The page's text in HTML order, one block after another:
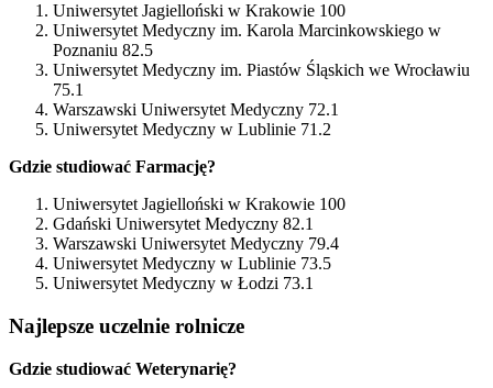
Uniwersytet Jagielloński w Krakowie 100
Uniwersytet Medyczny im. Karola Marcinkowskiego w
Poznaniu 82.5
Uniwersytet Medyczny im. Piastów Śląskich we Wrocławiu
75.1
Warszawski Uniwersytet Medyczny 72.1
Uniwersytet Medyczny w Lublinie 71.2
Gdzie studiować Farmację?
Uniwersytet Jagielloński w Krakowie 100
Gdański Uniwersytet Medyczny 82.1
Warszawski Uniwersytet Medyczny 79.4
Uniwersytet Medyczny w Lublinie 73.5
Uniwersytet Medyczny w Łodzi 73.1
Najlepsze uczelnie rolnicze
Gdzie studiować Weterynarię?